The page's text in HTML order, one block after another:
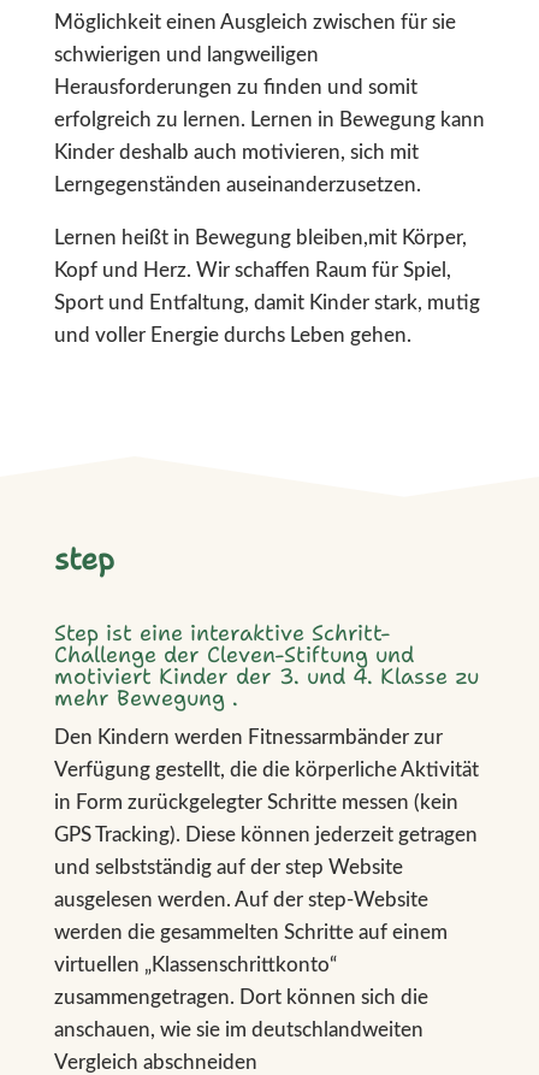
Möglichkeit einen Ausgleich zwischen für sie
schwierigen und langweiligen
Herausforderungen zu finden und somit
erfolgreich zu lernen. Lernen in Bewegung kann
Kinder deshalb auch motivieren, sich mit
Lerngegenständen auseinanderzusetzen.
Lernen heißt in Bewegung bleiben,mit Körper,
Kopf und Herz. Wir schaffen Raum für Spiel,
Sport und Entfaltung, damit Kinder stark, mutig
und voller Energie durchs Leben gehen.
step
Step ist eine interaktive Schritt-
Challenge der Cleven-Stiftung und
motiviert Kinder der 3. und 4. Klasse zu
mehr Bewegung .
Den Kindern werden Fitnessarmbänder zur
Verfügung gestellt, die die körperliche Aktivität
in Form zurückgelegter Schritte messen (kein
GPS Tracking). Diese können jederzeit getragen
und selbstständig auf der step Website
ausgelesen werden. Auf der step-Website
werden die gesammelten Schritte auf einem
virtuellen „Klassenschrittkonto“
zusammengetragen. Dort können sich die
anschauen, wie sie im deutschlandweiten
Vergleich abschneiden